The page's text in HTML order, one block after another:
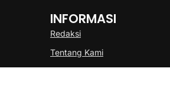
INFORMASI
Redaksi
Tentang Kami